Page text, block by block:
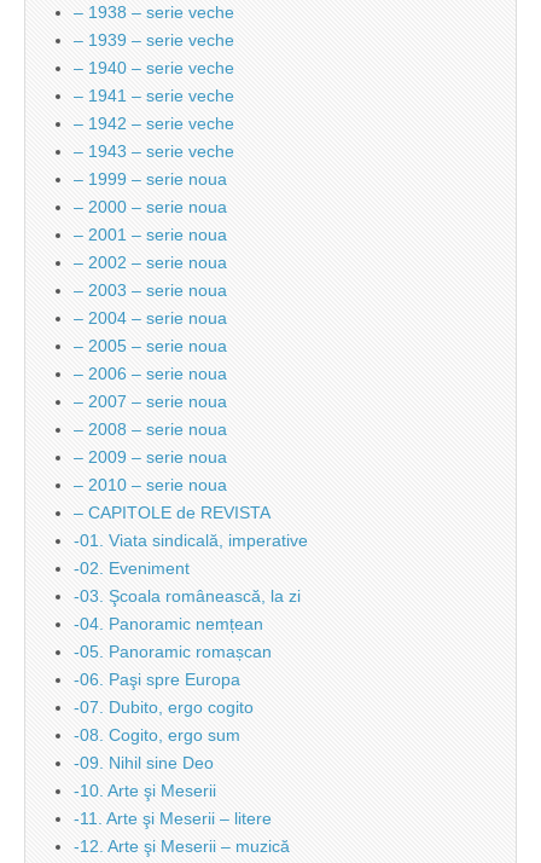
– 1938 – serie veche
– 1939 – serie veche
– 1940 – serie veche
– 1941 – serie veche
– 1942 – serie veche
– 1943 – serie veche
– 1999 – serie noua
– 2000 – serie noua
– 2001 – serie noua
– 2002 – serie noua
– 2003 – serie noua
– 2004 – serie noua
– 2005 – serie noua
– 2006 – serie noua
– 2007 – serie noua
– 2008 – serie noua
– 2009 – serie noua
– 2010 – serie noua
– CAPITOLE de REVISTA
-01. Viata sindicală, imperative
-02. Eveniment
-03. Şcoala românească, la zi
-04. Panoramic nemțean
-05. Panoramic romașcan
-06. Paşi spre Europa
-07. Dubito, ergo cogito
-08. Cogito, ergo sum
-09. Nihil sine Deo
-10. Arte şi Meserii
-11. Arte şi Meserii – litere
-12. Arte şi Meserii – muzică